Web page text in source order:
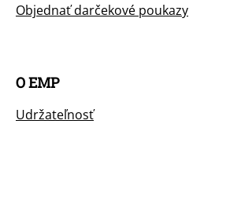
Objednať darčekové poukazy
O EMP
Udržateľnosť